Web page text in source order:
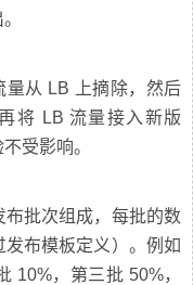
从 LB 上摘除，然后
将 LB 流量接入新版
批次组成，每批的数
布模板定义）。例如
10%，第三批 50%，